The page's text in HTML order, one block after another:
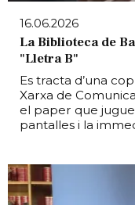
16.06.2026
La Biblioteca de
"Lletra B"
Es tracta d’una
Xarxa de
el paper que
pantalles i la